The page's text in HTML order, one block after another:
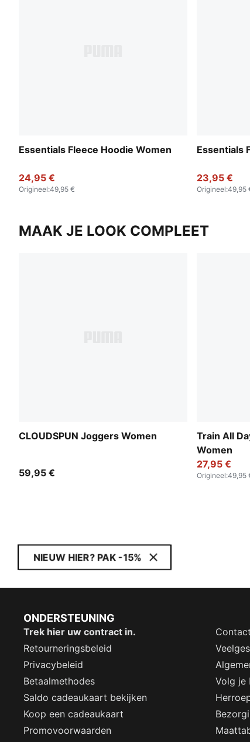
Essentials Fleece Hoodie Women
24,95 €
Origineel:49,95 €
Essentials
23,95 €
Origineel:49,95
MAAK JE LOOK COMPLEET
CLOUDSPUN Joggers Women
59,95 €
Train All
Women
27,95 €
Origineel:49,95
NIEUW HIER? PAK -15%
ONDERSTEUNING
Trek hier uw contract in.
Contact
Retourneringsbeleid
Privacybeleid
Betaalmethodes
Volg je
Saldo cadeaukaart bekijken
Koop een cadeaukaart
Promovoorwaarden